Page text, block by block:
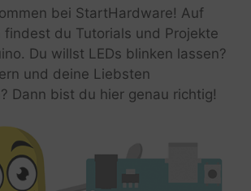
bei StartHardware! Auf
findest du Tutorials und Projekte
Du willst LEDs blinken lassen?
und deine Liebsten
Dann bist du hier genau richtig!